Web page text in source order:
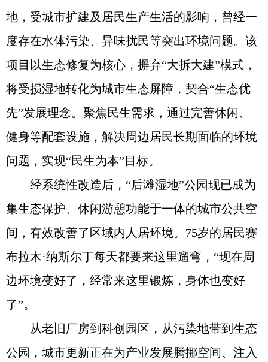
地，受城市扩建及居民生产生活的影响，曾经一
度存在水体污染、异味扰民等突出环境问题。该
项目以生态修复为核心，摒弃“大拆大建”模式，
将受损湿地转化为城市生态屏障，契合“生态优
先”发展理念。聚焦民生需求，通过完善休闲、
健身等配套设施，解决周边居民长期面临的环境
问题，实现“民生为本”目标。
经系统性改造后，“后滩湿地”公园现已成为
集生态保护、休闲游憩功能于一体的城市公共空
间，有效改善了区域内人居环境。75岁的居民赛
布拉木·纳斯尔丁每天都要来这里遛弯，“现在周
边环境变好了，经常来这里锻炼，身体也变好
了”。
从老旧厂房到科创园区，从污染地带到生态
公园，城市更新正在为产业发展腾挪空间、注入